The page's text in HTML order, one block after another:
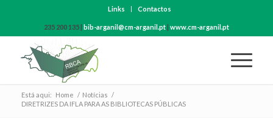
Links Contactos
235 200 135 | bib-arganil@cm-arganil.pt| www.cm-arganil.pt
Está aqui: Home / Notícias /
DIRETRIZES DA IFLA PARA AS BIBLIOTECAS PÚBLICAS